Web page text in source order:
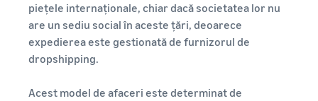
piețele internaționale, chiar dacă societatea lor nu
are un sediu social în aceste țări, deoarece
expedierea este gestionată de furnizorul de
dropshipping.
Acest model de afaceri este determinat de